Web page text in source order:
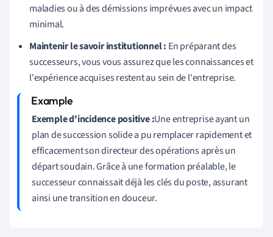
maladies ou à des démissions imprévues avec un impact
minimal.
Maintenir le savoir institutionnel : En préparant des
successeurs, vous vous assurez que les connaissances et
l'expérience acquises restent au sein de l'entreprise.
Exemple d'incidence positive :Une entreprise ayant un
plan de succession solide a pu remplacer rapidement et
efficacement son directeur des opérations après un
départ soudain. Grâce à une formation préalable, le
successeur connaissait déjà les clés du poste, assurant
ainsi une transition en douceur.